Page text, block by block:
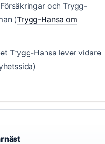
och Trygg-
(Trygg-Hansa om
Trygg-Hansa lever vidare